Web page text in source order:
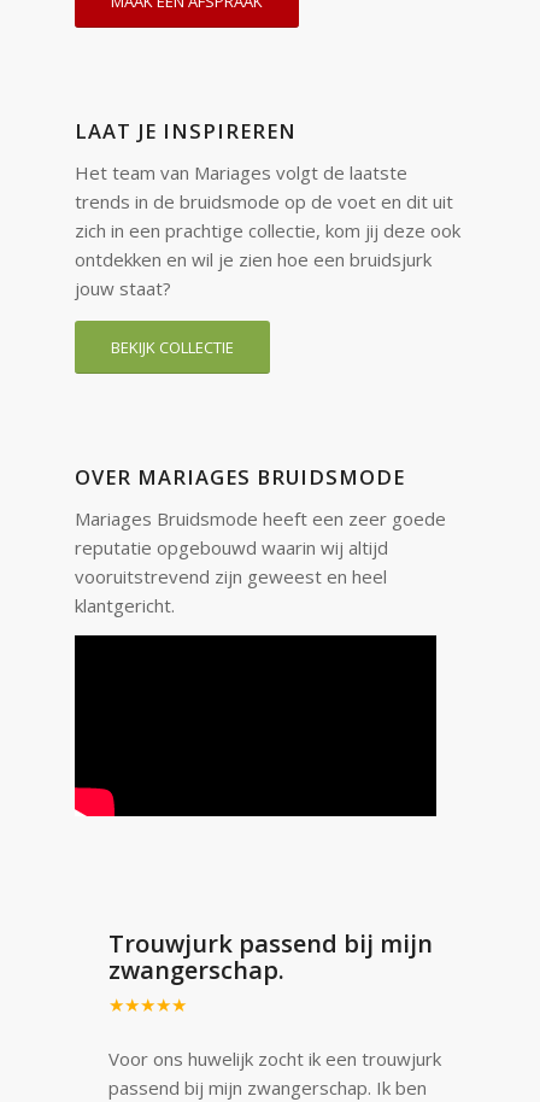
LAAT JE INSPIREREN
Het team van Mariages volgt de laatste
trends in de bruidsmode op de voet en dit uit
zich in een prachtige collectie, kom jij deze ook
ontdekken en wil je zien hoe een bruidsjurk
jouw staat?
BEKIJK COLLECTIE
OVER MARIAGES BRUIDSMODE
Mariages Bruidsmode heeft een zeer goede
reputatie opgebouwd waarin wij altijd
vooruitstrevend zijn geweest en heel
klantgericht.
Trouwjurk passend bij mijn
zwangerschap.
★★★★★
Voor ons huwelijk zocht ik een trouwjurk
passend bij mijn zwangerschap. Ik ben